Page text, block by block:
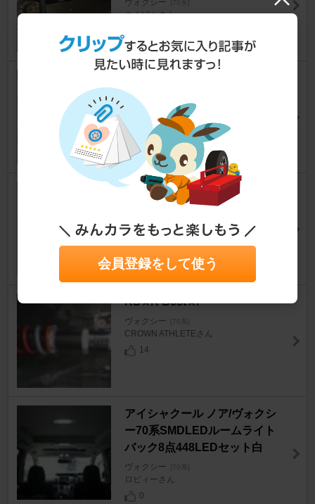
ヴォクシー [70系]
こくばんさん
ヴォクシー
たかおっちさん
AQUA CLAZE ウェッジ球 T10
ヴォクシー [70系]
みーくん5963さん
3
RS★R Best☆i
ヴォクシー [70系]
CROWN ATHLETEさん
14
アイシャクール ノア/ヴォクシ
ー70系SMDLEDルームライト
バック8点448LEDセット白
ヴォクシー [70系]
ロビィーさん
0
会員登録をして使う